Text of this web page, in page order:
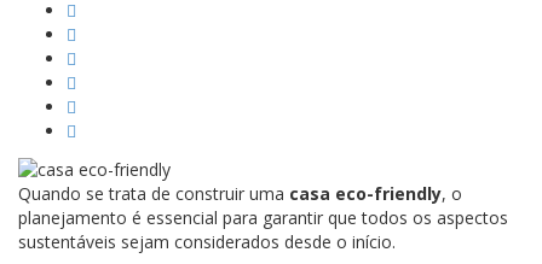
Quando se trata de construir uma casa eco-friendly, o
planejamento é essencial para garantir que todos os aspectos
sustentáveis sejam considerados desde o início.